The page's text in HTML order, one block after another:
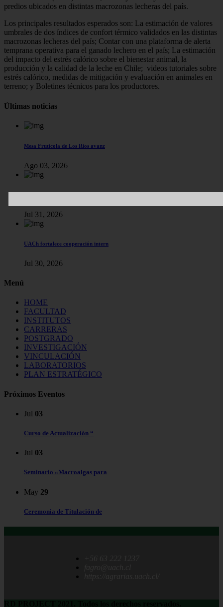
predios ubicados en distintas macrozonas lecheras del país.
Los principales resultados esperados son: La estimación de valores
umbrales de dos índices de confort térmico validados en las distintas
macrozonas lecheras del país; Contar con una plataforma de alerta
temprana operativa para el ganado lechero en el país; La estimación
del impacto del estrés calórico sobre el bienestar animal, la
producción y la calidad de la leche en Chile; videos tutoriales sobre
estrés calórico, medidas de mitigación y evaluación en animales en
terreno; y Boletines técnicos para los productores.
Últimas noticias
Mesa Frutícola de Los Ríos avanz
Ago 03, 2026
Jul 31, 2026
UACh fortalece cooperación intern
Jul 30, 2026
Menú
HOME
FACULTAD
INSTITUTOS
CARRERAS
POSTGRADO
INVESTIGACIÓN
VINCULACIÓN
LABORATORIOS
PLAN ESTRATÉGICO
Próximos Eventos
Jul 03
Curso de Actualización “
Jul 03
Seminario «Macroalgas para
May 29
Ceremonia de Titulación de